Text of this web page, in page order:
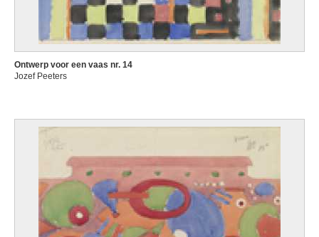
Ontwerp voor een vaas nr. 14
Jozef Peeters